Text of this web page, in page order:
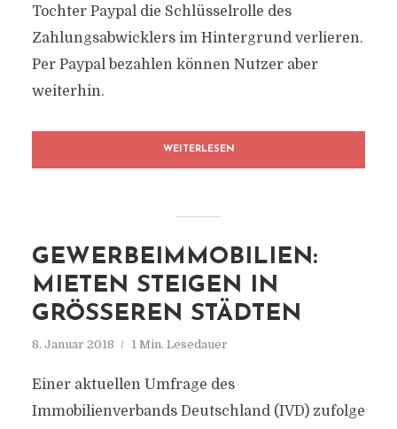
Tochter Paypal die Schlüsselrolle des
Zahlungsabwicklers im Hintergrund verlieren.
Per Paypal bezahlen können Nutzer aber
weiterhin.
WEITERLESEN
GEWERBEIMMOBILIEN:
MIETEN STEIGEN IN
GRÖSSEREN STÄDTEN
8. Januar 2018 1 Min. Lesedauer
Einer aktuellen Umfrage des
Immobilienverbands Deutschland (IVD) zufolge